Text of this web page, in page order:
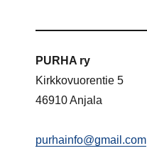
PURHA ry
Kirkkovuorentie 5
46910 Anjala
purhainfo@gmail.com